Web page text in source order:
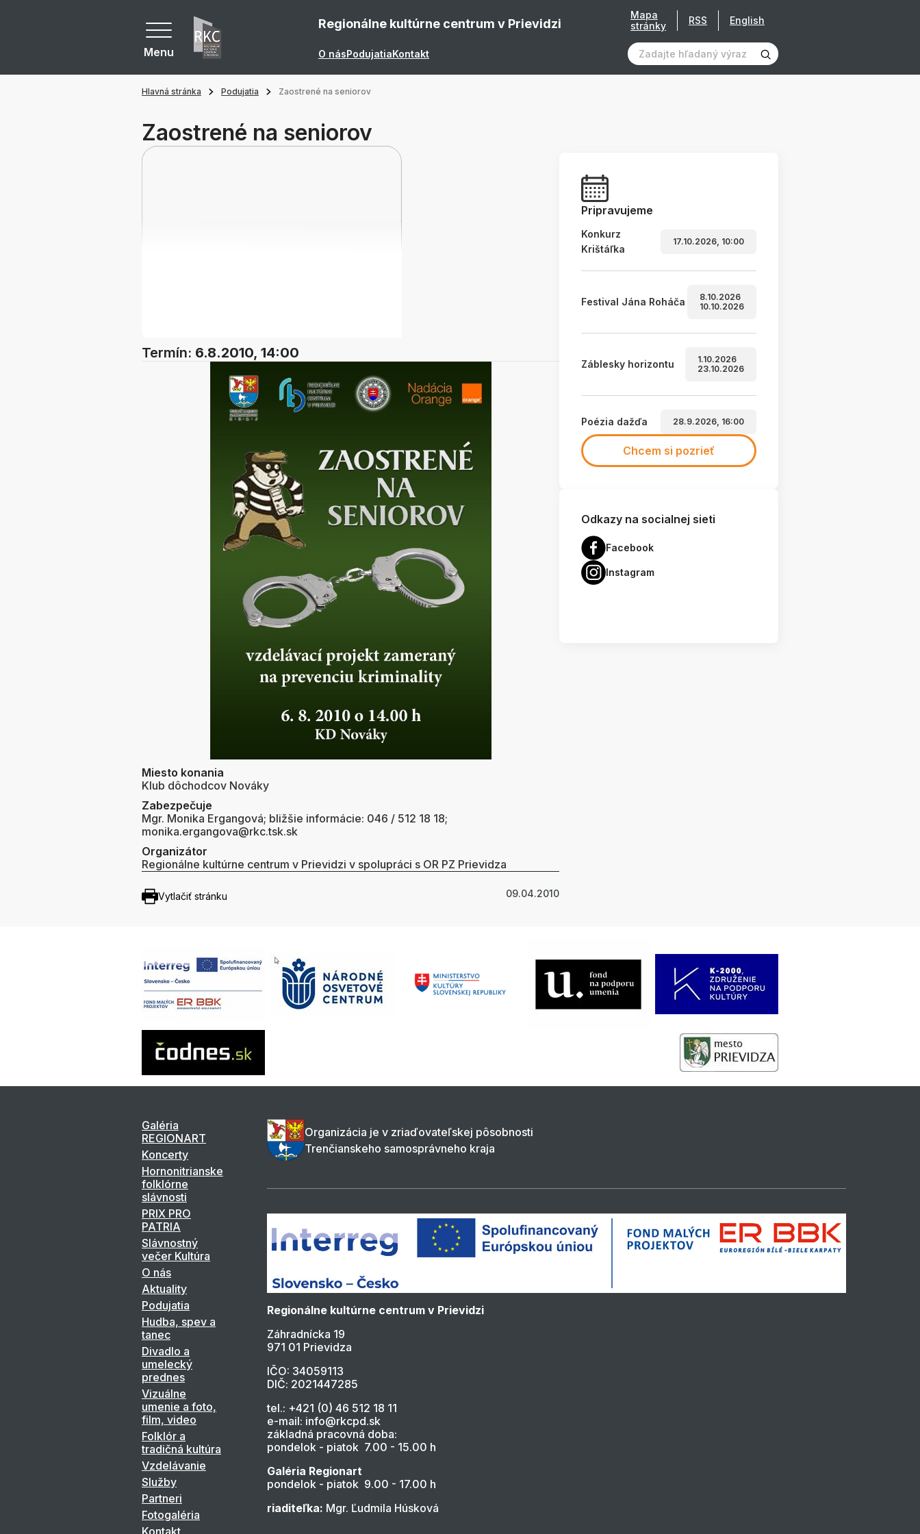
Menu
Regionálne kultúrne centrum v Prievidzi
O násPodujatiaKontakt
Mapa
stránky
RSS English
Hlavná stránka Podujatia Zaostrené na seniorov
Zaostrené na seniorov
Termín: 6.8.2010, 14:00
Miesto konania
Klub dôchodcov Nováky
Zabezpečuje
Mgr. Monika Ergangová; bližšie informácie: 046 / 512 18 18;
monika.ergangova@rkc.tsk.sk
Organizátor
Regionálne kultúrne centrum v Prievidzi v spolupráci s OR PZ Prievidza
Vytlačiť stránku 09.04.2010
Pripravujeme
Konkurz
Krištáľka
17.10.2026, 10:00
Festival Jána Roháča
8.10.2026
10.10.2026
Záblesky horizontu
1.10.2026
23.10.2026
Poézia dažďa 28.9.2026, 16:00
Chcem si pozrieť
Odkazy na socialnej sieti
Facebook
Instagram
Galéria
REGIONART
Koncerty
Hornonitrianske
folklórne
slávnosti
PRIX PRO
PATRIA
Slávnostný
večer Kultúra
O nás
Aktuality
Podujatia
Hudba, spev a
tanec
Divadlo a
umelecký
prednes
Vizuálne
umenie a foto,
film, video
Folklór a
tradičná kultúra
Vzdelávanie
Služby
Partneri
Fotogaléria
Organizácia je v zriaďovateľskej pôsobnosti
Trenčianskeho samosprávneho kraja
Regionálne kultúrne centrum v Prievidzi
Záhradnícka 19
971 01 Prievidza
IČO: 34059113
DIČ: 2021447285
tel.: +421 (0) 46 512 18 11
e-mail: info@rkcpd.sk
základná pracovná doba:
pondelok - piatok 7.00 - 15.00 h
Galéria Regionart
pondelok - piatok 9.00 - 17.00 h
riaditeľka: Mgr. Ľudmila Húsková